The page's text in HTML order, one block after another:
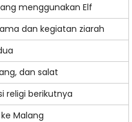
menggunakan Elf
dan kegiatan ziarah
dan salat
religi berikutnya
Malang